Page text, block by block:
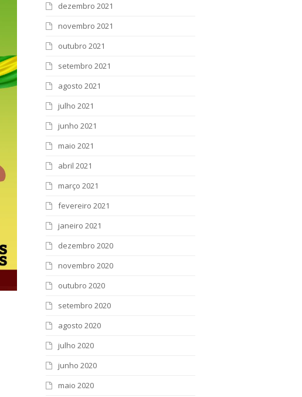
dezembro 2021
novembro 2021
outubro 2021
setembro 2021
agosto 2021
julho 2021
junho 2021
maio 2021
abril 2021
março 2021
fevereiro 2021
janeiro 2021
dezembro 2020
novembro 2020
outubro 2020
setembro 2020
agosto 2020
julho 2020
junho 2020
maio 2020